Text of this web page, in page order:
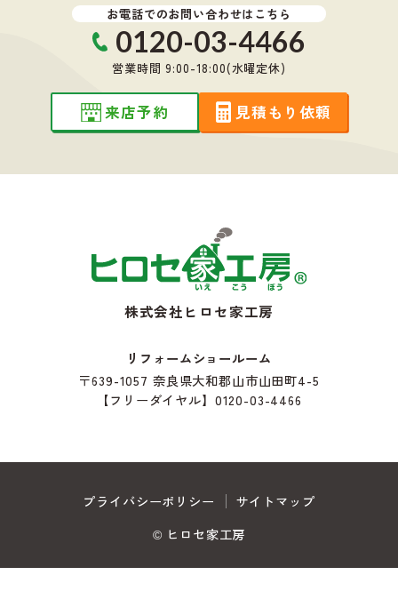
お電話でのお問い合わせはこちら
0120-03-4466
営業時間 9:00-18:00(水曜定休)
来店予約 見積もり依頼
株式会社ヒロセ家工房
リフォームショールーム
〒639-1057 奈良県大和郡山市山田町4-5
【フリーダイヤル】0120-03-4466
プライバシーポリシー
サイトマップ
© ヒロセ家工房